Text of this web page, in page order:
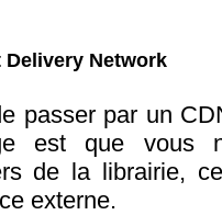
Network
passer par un
est que vous
de la librairie,
externe.